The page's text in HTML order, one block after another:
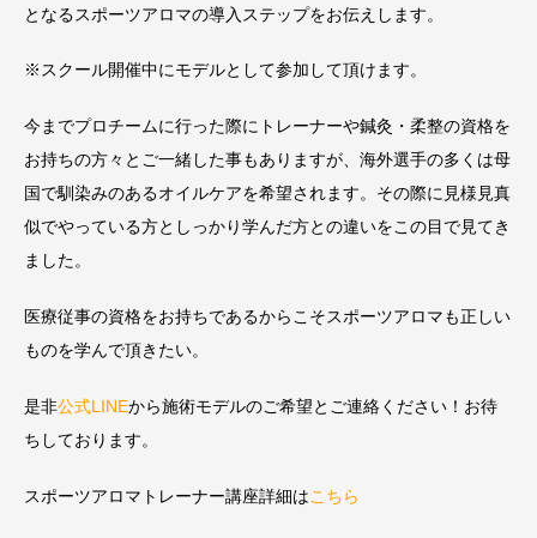
となるスポーツアロマの導入ステップをお伝えします。
※スクール開催中にモデルとして参加して頂けます。
今までプロチームに行った際にトレーナーや鍼灸・柔整の資格を
お持ちの方々とご一緒した事もありますが、海外選手の多くは母
国で馴染みのあるオイルケアを希望されます。その際に見様見真
似でやっている方としっかり学んだ方との違いをこの目で見てき
ました。
医療従事の資格をお持ちであるからこそスポーツアロマも正しい
ものを学んで頂きたい。
是非公式LINEから施術モデルのご希望とご連絡ください！お待
ちしております。
スポーツアロマトレーナー講座詳細はこちら